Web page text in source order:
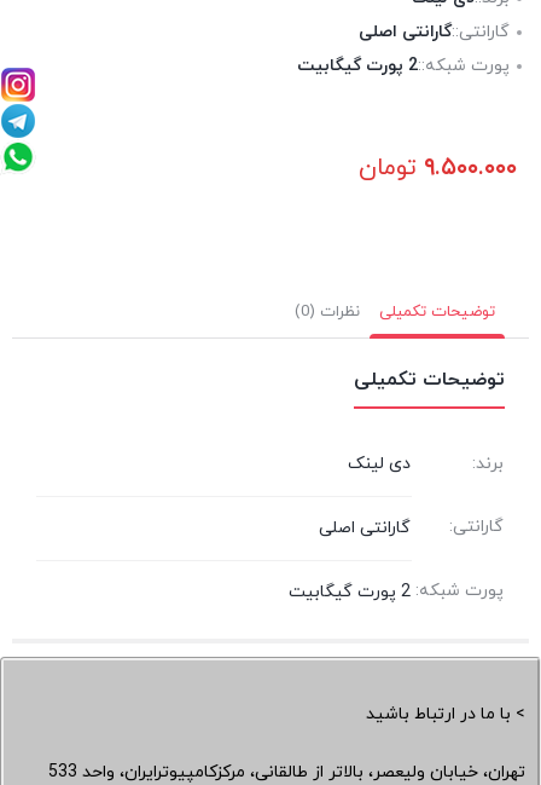
گارانتی::گارانتی اصلی
پورت شبکه::2 پورت گیگابیت
۹.۵۰۰.۰۰۰ تومان
توضیحات تکمیلی نظرات (0)
توضیحات تکمیلی
برند: دی لینک
گارانتی: گارانتی اصلی
پورت شبکه: 2 پورت گیگابیت
> با ما در ارتباط باشید
تهران، خیابان ولیعصر، بالاتر از طالقانی، مرکزکامپیوترایران، واحد 533